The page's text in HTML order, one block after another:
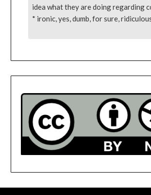
idea what they are doing regarding
* ironic, yes, dumb, for sure,